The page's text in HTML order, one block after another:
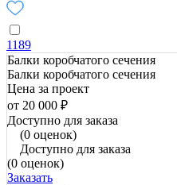
1189
Балки коробчатого сечения
Балки коробчатого сечения
Цена за проект
от 20 000 ₽
Доступно для заказа
(0 оценок)
Доступно для заказа
(0 оценок)
Заказать